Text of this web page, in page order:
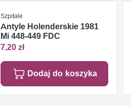
Szpitale
Antyle Holenderskie 1981
Mi 448-449 FDC
7,20 zł
Dodaj do koszyka